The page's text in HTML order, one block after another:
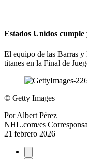
Estados Unidos
El equipo de las Barras y
titanes en la Final de
© Getty Images
Por Albert Pérez
NHL.com/es
21 febrero 2026